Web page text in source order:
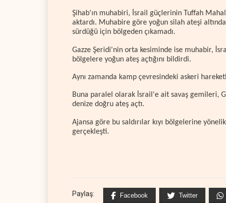
Şihab'ın muhabiri, İsrail güçlerinin Tuffah
aktardı. Muhabire göre yoğun silah ateşi
sürdüğü için bölgeden çıkamadı.
Gazze Şeridi'nin orta kesiminde ise muhabir,
bölgelere yoğun ateş açtığını bildirdi.
Aynı zamanda kamp çevresindeki askeri
Buna paralel olarak İsrail'e ait savaş gemileri,
denize doğru ateş açtı.
Ajansa göre bu saldırılar kıyı bölgelerine
gerçekleşti.
Paylaş: Facebook Twitter